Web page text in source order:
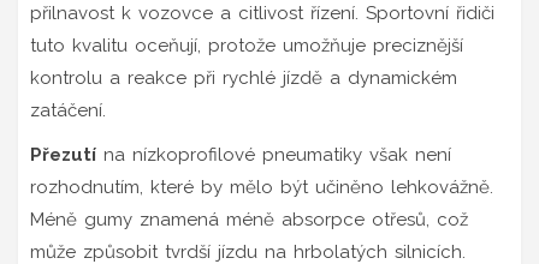
přilnavost k vozovce a citlivost řízení. Sportovní řidiči
tuto kvalitu oceňují, protože umožňuje preciznější
kontrolu a reakce při rychlé jízdě a dynamickém
zatáčení.
Přezutí na nízkoprofilové pneumatiky však není
rozhodnutím, které by mělo být učiněno lehkovážně.
Méně gumy znamená méně absorpce otřesů, což
může způsobit tvrdší jízdu na hrbolatých silnicích.